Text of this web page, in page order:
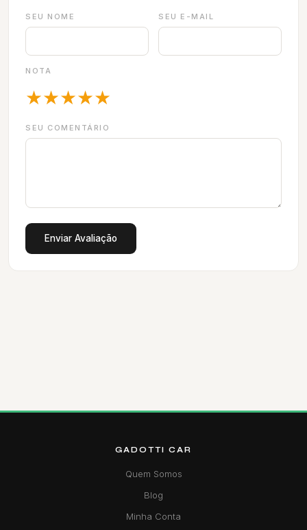
SEU NOME SEU E-MAIL
NOTA
★★★★★
SEU COMENTÁRIO
Enviar Avaliação
GADOTTI CAR
Quem Somos
Blog
Minha Conta